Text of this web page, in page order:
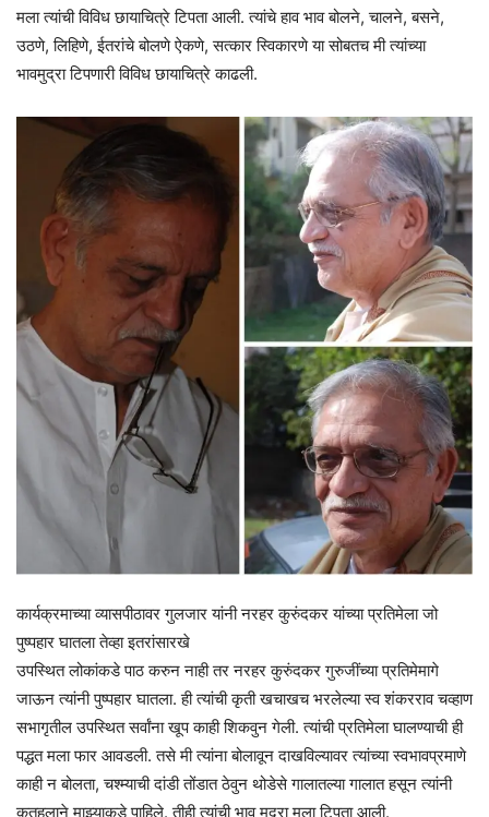
मला त्यांची विविध छायाचित्रे टिपता आली. त्यांचे हाव भाव बोलने, चालने, बसने,
उठणे, लिहिणे, ईतरांचे बोलणे ऐकणे, सत्कार स्विकारणे या सोबतच मी त्यांच्या
भावमुद्रा टिपणारी विविध छायाचित्रे काढली.
कार्यक्रमाच्या व्यासपीठावर गुलजार यांनी नरहर कुरुंदकर यांच्या प्रतिमेला जो
पुष्पहार घातला तेव्हा इतरांसारखे
उपस्थित लोकांकडे पाठ करुन नाही तर नरहर कुरुंदकर गुरुजींच्या प्रतिमेमागे
जाऊन त्यांनी पुष्पहार घातला. ही त्यांची कृती खचाखच भरलेल्या स्व शंकरराव चव्हाण
सभागृतील उपस्थित सर्वांना खूप काही शिकवुन गेली. त्यांची प्रतिमेला घालण्याची ही
पद्धत मला फार आवडली. तसे मी त्यांना बोलावून दाखविल्यावर त्यांच्या स्वभावप्रमाणे
काही न बोलता, चश्म्याची दांडी तोंडात ठेवुन थोडेसे गालातल्या गालात हसून त्यांनी
कुतुहलाने माझ्याकडे पाहिले. तीही त्यांची भाव मुद्रा मला टिपता आली.